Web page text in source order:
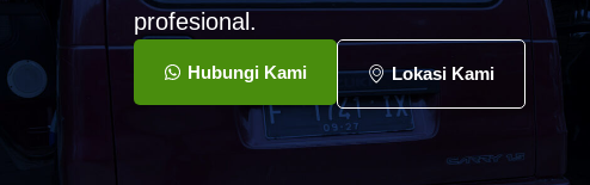
profesional.
Hubungi Kami Lokasi Kami